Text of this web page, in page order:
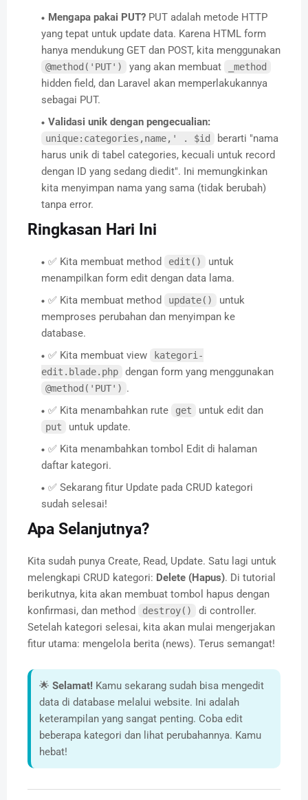
Mengapa pakai PUT? PUT adalah metode HTTP
yang tepat untuk update data. Karena HTML form
hanya mendukung GET dan POST, kita menggunakan
@method('PUT') yang akan membuat _method
hidden field, dan Laravel akan memperlakukannya
sebagai PUT.
Validasi unik dengan pengecualian:
unique:categories,name,' . $id
berarti "nama
harus unik di tabel categories, kecuali untuk record
dengan ID yang sedang diedit". Ini memungkinkan
kita menyimpan nama yang sama (tidak berubah)
tanpa error.
Ringkasan Hari Ini
✅ Kita membuat method edit()
untuk
menampilkan form edit dengan data lama.
✅ Kita membuat method
update()
untuk
memproses perubahan dan menyimpan ke
database.
✅ Kita membuat view
kategori-
edit.blade.php
dengan form yang menggunakan
@method('PUT') .
✅ Kita menambahkan rute
get untuk edit dan
put
untuk update.
✅ Kita menambahkan tombol Edit di halaman
daftar kategori.
✅ Sekarang fitur Update pada CRUD kategori
sudah selesai!
Apa Selanjutnya?
Kita sudah punya Create, Read, Update. Satu lagi untuk
melengkapi CRUD kategori: Delete (Hapus). Di tutorial
berikutnya, kita akan membuat tombol hapus dengan
konfirmasi, dan method
destroy()
di controller.
Setelah kategori selesai, kita akan mulai mengerjakan
fitur utama: mengelola berita (news). Terus semangat!
🌟 Selamat! Kamu sekarang sudah bisa mengedit
data di database melalui website. Ini adalah
keterampilan yang sangat penting. Coba edit
beberapa kategori dan lihat perubahannya. Kamu
hebat!